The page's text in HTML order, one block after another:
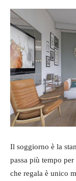
Il soggiorno è la
passa più tempo
che regala è unico